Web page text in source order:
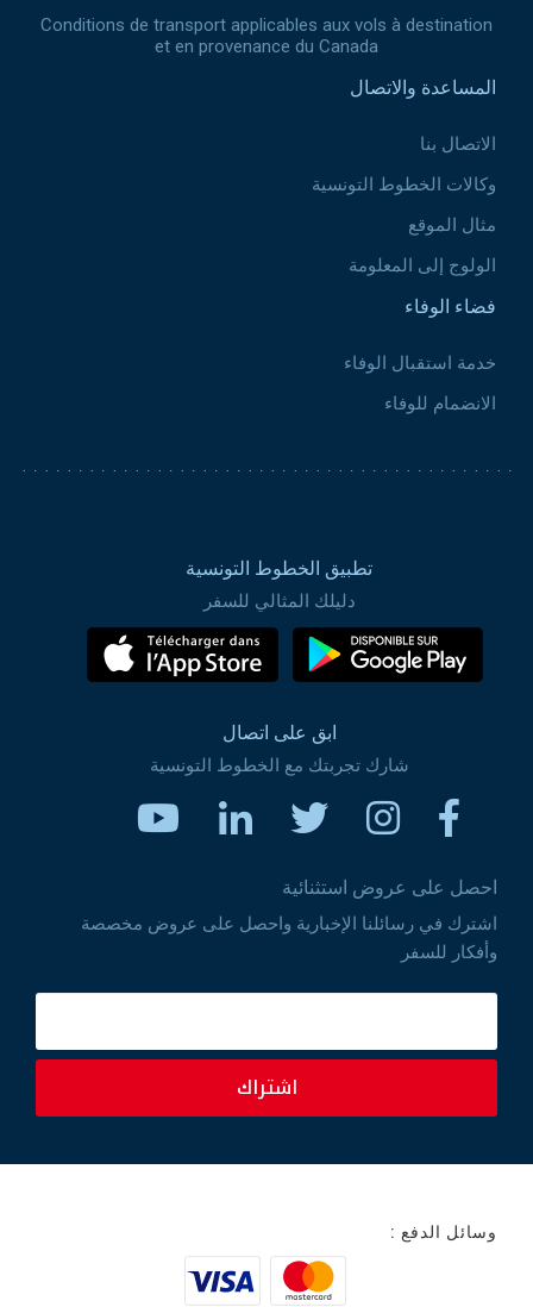
Conditions de transport applicables aux vols à destination
et en provenance du Canada
المساعدة والاتصال
الاتصال بنا
وكالات الخطوط التونسية
مثال الموقع
الولوج إلى المعلومة
فضاء الوفاء
خدمة استقبال الوفاء
الانضمام للوفاء
تطبيق الخطوط التونسية
دليلك المثالي للسفر
ابق على اتصال
شارك تجربتك مع الخطوط التونسية
احصل على عروض استثنائية
اشترك في رسائلنا الإخبارية واحصل على عروض مخصصة
وأفكار للسفر
اشتراك
وسائل الدفع :